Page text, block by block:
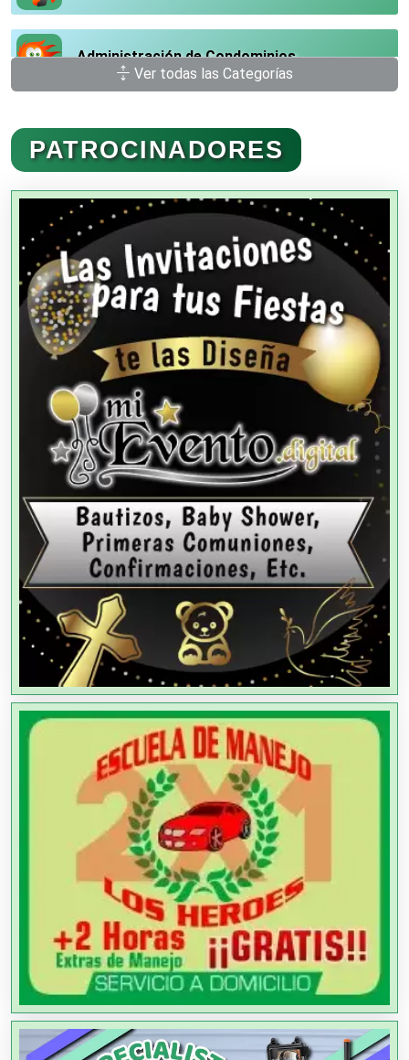
Administración de Condominios
Administración de Empresas
Agencias Aduanales
Agencias de Autos
Agencias de Cobranza
Agencias de Colocación
Agencias de Modelos
Agencias de Publicidad
Agencias de Viajes
Agricultores
Agricultura y Ganadería
Agua Purificada
Aire Acondicionado
Alarmas
Albercas
Ver todas las Categorías
PATROCINADORES